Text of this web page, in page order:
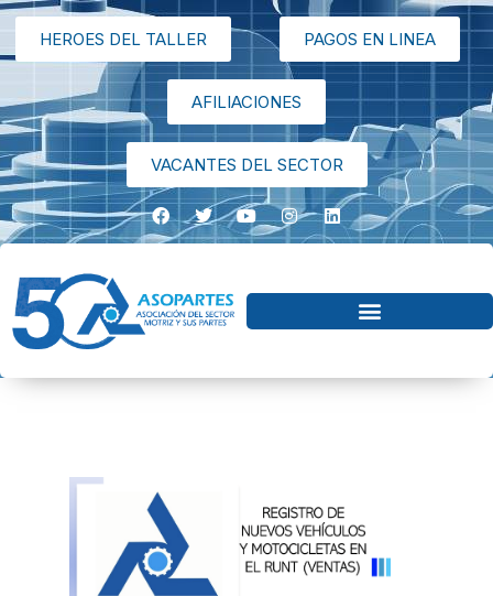
HEROES DEL TALLER PAGOS EN LINEA
AFILIACIONES
VACANTES DEL SECTOR